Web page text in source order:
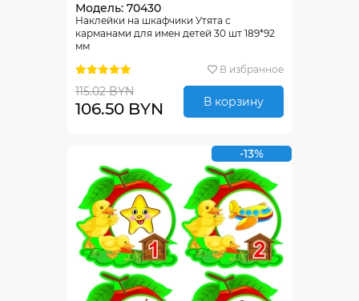
Модель: 70430
Наклейки на шкафчики Утята с
карманами для имен детей 30 шт 189*92
мм
В избранное
115.02 BYN
106.50 BYN В корзину
-13%